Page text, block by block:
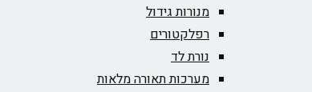
מנורות גידול
רפלקטורים
נורת לד
מערכות תאורה מלאות